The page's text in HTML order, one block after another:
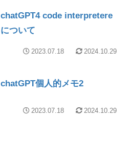
chatGPT4 code interpretere
について
2023.07.18 2024.10.29
chatGPT個人的メモ2
2023.07.18 2024.10.29